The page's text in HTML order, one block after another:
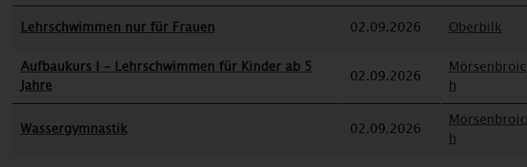
Lehrschwimmen nur für Frauen 02.09.2026 Oberbilk
Aufbaukurs I - Lehrschwimmen für Kinder ab 5
Jahre
02.09.2026
Mörsenbroic
h
Wassergymnastik 02.09.2026
Mörsenbroic
h